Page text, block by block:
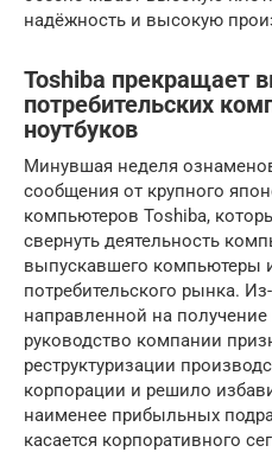
надёжность и высокую
Toshiba прекращает
потребительских
ноутбуков
Минувшая неделя
сообщения от крупного
компьютеров Toshiba,
свернуть деятельность
выпускавшего компьютеры
потребительского рынка.
направленной на
руководство компании
реструктуризации
корпорации и решило
наименее прибыльных
касается корпоративного